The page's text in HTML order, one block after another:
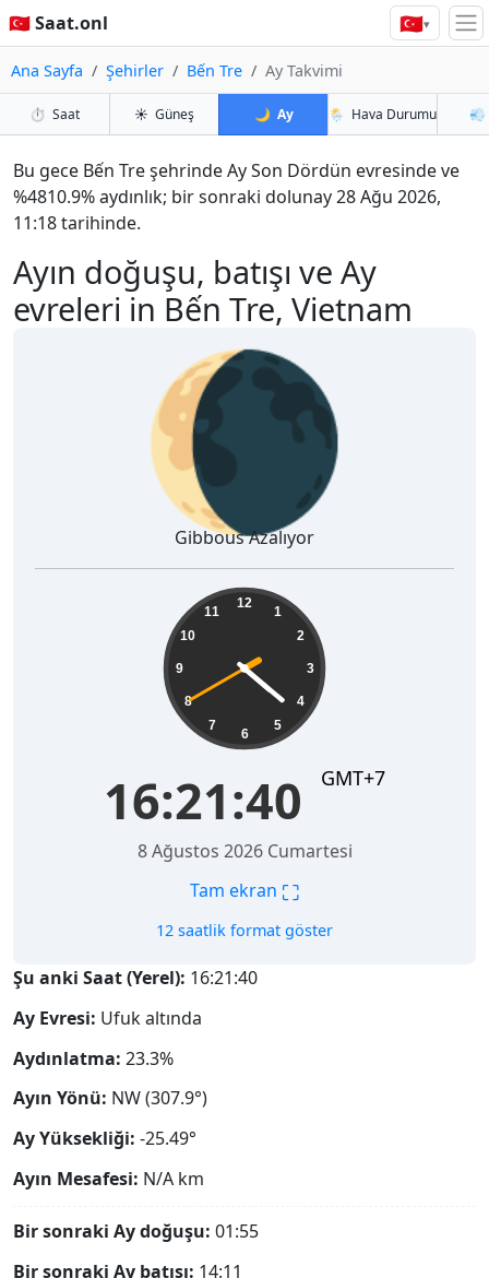
🇹🇷 Saat.onl 🇹🇷▾
Ana Sayfa Şehirler Bến Tre Ay Takvimi
⏱️ Saat ☀️ Güneş 🌙 Ay 🌦️ Hava Durumu 💨
Ayın doğuşu, batışı ve Ay
evreleri in Bến Tre, Vietnam
Bu gece Bến Tre şehrinde Ay Son Dördün evresinde ve
%4810.9% aydınlık; bir sonraki dolunay 28 Ağu 2026,
11:18 tarihinde.
🌘
Gibbous Azalıyor
12
1
2
3
4
5
6
7
8
9
10
11
16:21:41 GMT+7
8 Ağustos 2026 Cumartesi
Tam ekran ⛶
12 saatlik format göster
Şu anki Saat (Yerel): 16:21:41
Ay Evresi: Ufuk altında
Aydınlatma: 23.3%
Ayın Yönü: NW (307.9°)
Ay Yüksekliği: -25.49°
Ayın Mesafesi: N/A km
Bir sonraki Ay doğuşu: 01:55
Bir sonraki Ay batışı: 14:11